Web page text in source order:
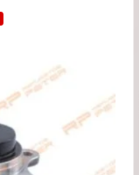
era:
$19.900.